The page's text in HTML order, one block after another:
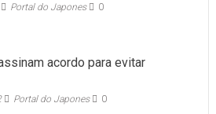
Portal do Japones 0
acordo para evitar
Portal do Japones 0